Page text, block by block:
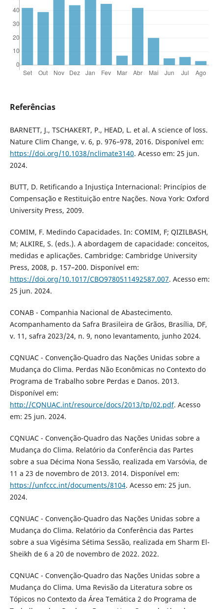
Referências
BARNETT, J., TSCHAKERT, P., HEAD, L. et al. A science of loss.
Nature Clim Change, v. 6, p. 976–978, 2016. Disponível em:
https://doi.org/10.1038/nclimate3140. Acesso em: 25 jun.
2024.
BUTT, D. Retificando a Injustiça Internacional: Princípios de
Compensação e Restituição entre Nações. Nova York: Oxford
University Press, 2009.
COMIM, F. Medindo Capacidades. In: COMIM, F; QIZILBASH,
M; ALKIRE, S. (eds.). A abordagem de capacidade: conceitos,
medidas e aplicações. Cambridge: Cambridge University
Press, 2008, p. 157–200. Disponível em:
https://doi.org/10.1017/CBO9780511492587.007. Acesso em:
25 jun. 2024.
CONAB - Companhia Nacional de Abastecimento.
Acompanhamento da Safra Brasileira de Grãos, Brasília, DF,
v. 11, safra 2023/24, n. 9, nono levantamento, junho 2024.
CQNUAC - Convenção-Quadro das Nações Unidas sobre a
Mudança do Clima. Perdas Não Econômicas no Contexto do
Programa de Trabalho sobre Perdas e Danos. 2013.
Disponível em:
http://CQNUAC.int/resource/docs/2013/tp/02.pdf. Acesso
em: 25 jun. 2024.
CQNUAC - Convenção-Quadro das Nações Unidas sobre a
Mudança do Clima. Relatório da Conferência das Partes
sobre a sua Décima Nona Sessão, realizada em Varsóvia, de
11 a 23 de novembro de 2013. 2014. Disponível em:
https://unfccc.int/documents/8104. Acesso em: 25 jun.
2024.
CQNUAC - Convenção-Quadro das Nações Unidas sobre a
Mudança do Clima. Relatório da Conferência das Partes
sobre a sua Vigésima Sétima Sessão, realizada em Sharm El-
Sheikh de 6 a 20 de novembro de 2022. 2022.
CQNUAC - Convenção-Quadro das Nações Unidas sobre a
Mudança do Clima. Uma Revisão da Literatura sobre os
Tópicos no Contexto da Área Temática 2 do Programa de